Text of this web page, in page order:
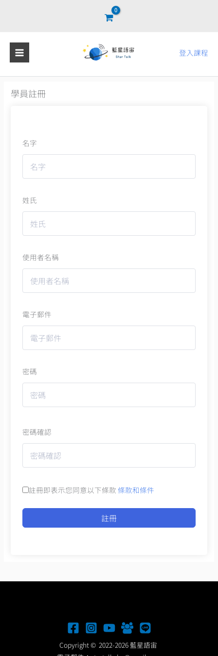
登入課程
學員註冊
名字
姓氏
使用者名稱
電子郵件
密碼
密碼確認
註冊即表示您同意以下條款 條款和條件
註冊
Copyright © 2022-2026 藍星語宙